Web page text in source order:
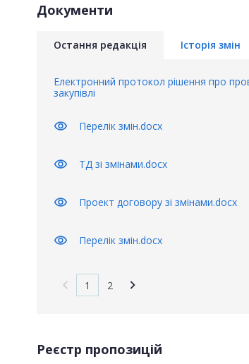
Документи
Остання редакція Історія змін
Електронний протокол рішення про
закупівлі
visibility Перелік змін.docx
visibility ТД зі змінами.docx
visibility Проект договору зі змінами.docx
visibility Перелік змін.docx
1 2
Реєстр пропозицій